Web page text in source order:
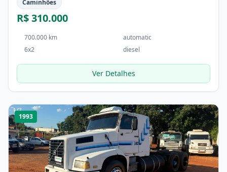
Caminhões
R$ 310.000
700.000 km
automatic
6x2
diesel
Ver Detalhes
1/7
1993